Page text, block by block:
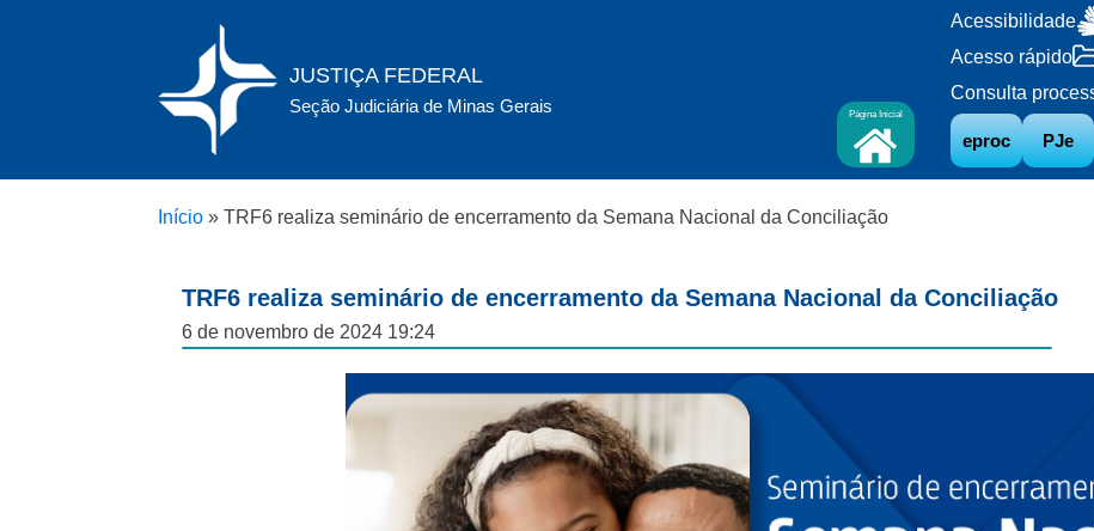
JUSTIÇA FEDERAL
Seção Judiciária de Minas Gerais Página Inicial
Acessibilidade
Acesso rápido
Consulta
eproc PJe
Início » TRF6 realiza seminário de encerramento da Semana Nacional da Conciliação
TRF6 realiza seminário de encerramento da Semana Nacional da Conciliação
6 de novembro de 2024 19:24